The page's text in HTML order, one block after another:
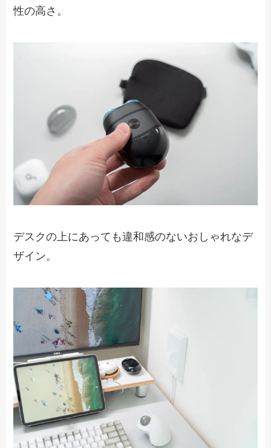
性の高さ。
デスクの上にあっても違和感のないおしゃれなデ
ザイン。